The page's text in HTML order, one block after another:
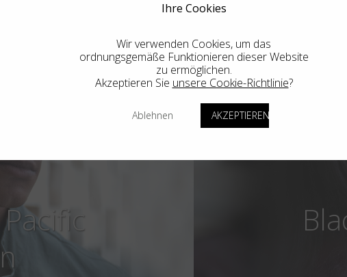
Ihre Cookies
Wir verwenden Cookies, um das
ordnungsgemäße Funktionieren dieser Website
zu ermöglichen.
Akzeptieren Sie unsere Cookie-Richtlinie?
Ablehnen AKZEPTIEREN